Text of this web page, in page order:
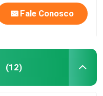
Fale Conosco
(12)